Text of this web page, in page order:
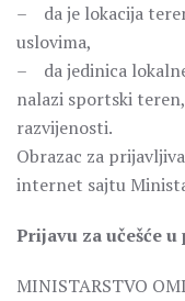
– da je lokacija
uslovima,
– da jedinica
nalazi sportski
razvijenosti.
Obrazac za
internet sajtu
Prijavu za učešće
MINISTARSTVO